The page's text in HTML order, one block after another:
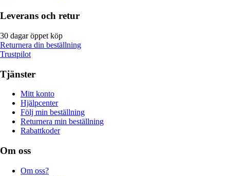
Leverans och retur
30 dagar öppet köp
Returnera din beställning
Trustpilot
Tjänster
Mitt konto
Hjälpcenter
Följ min beställning
Returnera min beställning
Rabattkoder
Om oss
Om oss?